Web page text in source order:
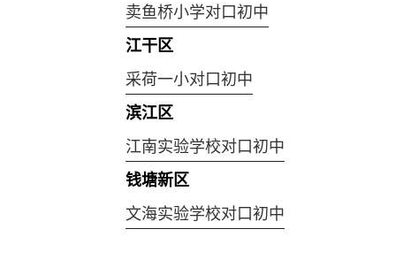
卖鱼桥小学对口初中
江干区
采荷一小对口初中
滨江区
江南实验学校对口初中
钱塘新区
文海实验学校对口初中